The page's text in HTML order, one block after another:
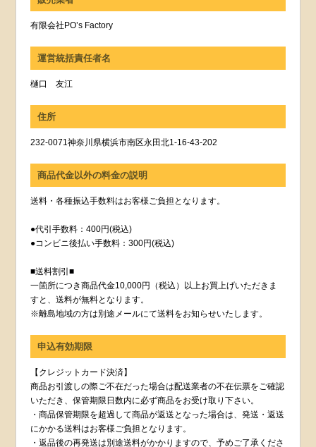
有限会社PO’s Factory
運営統括責任者名
樋口 友江
住所
232-0071神奈川県横浜市南区永田北1-16-43-202
商品代金以外の料金の説明
送料・各種振込手数料はお客様ご負担となります。
●代引手数料：400円(税込)
●コンビニ後払い手数料：300円(税込)
■送料割引■
一箇所につき商品代金10,000円（税込）以上お買上げいただきま
すと、送料が無料となります。
※離島地域の方は別途メールにて送料をお知らせいたします。
申込有効期限
【クレジットカード決済】
商品お引渡しの際ご不在だった場合は配送業者の不在伝票をご確認
いただき、保管期限日数内に必ず商品をお受け取り下さい。
・商品保管期限を超過して商品が返送となった場合は、発送・返送
にかかる送料はお客様ご負担となります。
・返品後の再発送は別途送料がかかりますので、予めご了承くださ